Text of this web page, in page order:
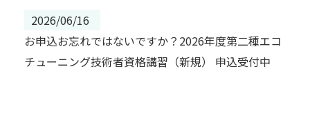
2026/06/16
お申込お忘れではないですか？2026年度第二種エコ
チューニング技術者資格講習（新規） 申込受付中